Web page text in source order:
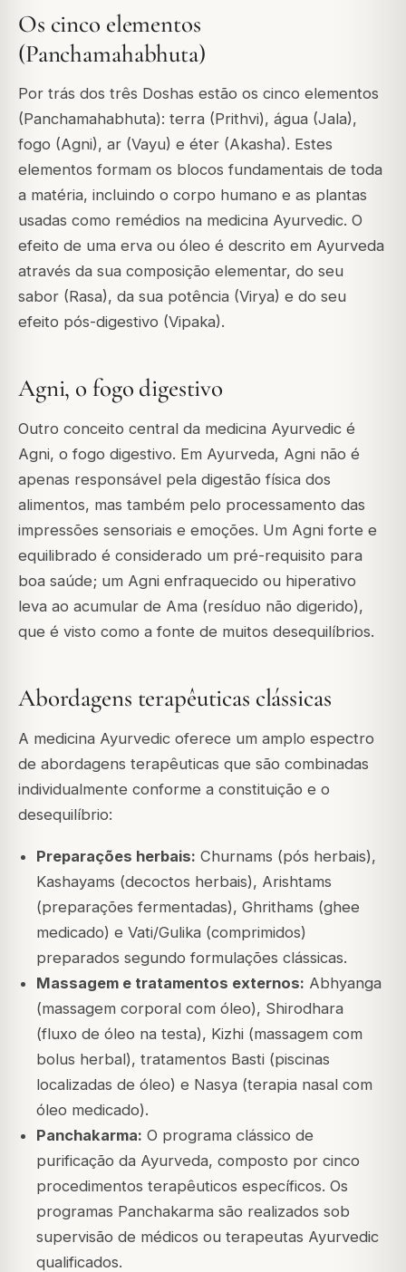
Os cinco elementos
(Panchamahabhuta)
Por trás dos três Doshas estão os cinco elementos
(Panchamahabhuta): terra (Prithvi), água (Jala),
fogo (Agni), ar (Vayu) e éter (Akasha). Estes
elementos formam os blocos fundamentais de toda
a matéria, incluindo o corpo humano e as plantas
usadas como remédios na medicina Ayurvedic. O
efeito de uma erva ou óleo é descrito em Ayurveda
através da sua composição elementar, do seu
sabor (Rasa), da sua potência (Virya) e do seu
efeito pós-digestivo (Vipaka).
Agni, o fogo digestivo
Outro conceito central da medicina Ayurvedic é
Agni, o fogo digestivo. Em Ayurveda, Agni não é
apenas responsável pela digestão física dos
alimentos, mas também pelo processamento das
impressões sensoriais e emoções. Um Agni forte e
equilibrado é considerado um pré-requisito para
boa saúde; um Agni enfraquecido ou hiperativo
leva ao acumular de Ama (resíduo não digerido),
que é visto como a fonte de muitos desequilíbrios.
Abordagens terapêuticas clássicas
A medicina Ayurvedic oferece um amplo espectro
de abordagens terapêuticas que são combinadas
individualmente conforme a constituição e o
desequilíbrio:
Preparações herbais: Churnams (pós herbais),
Kashayams (decoctos herbais), Arishtams
(preparações fermentadas), Ghrithams (ghee
medicado) e Vati/Gulika (comprimidos)
preparados segundo formulações clássicas.
Massagem e tratamentos externos: Abhyanga
(massagem corporal com óleo), Shirodhara
(fluxo de óleo na testa), Kizhi (massagem com
bolus herbal), tratamentos Basti (piscinas
localizadas de óleo) e Nasya (terapia nasal com
óleo medicado).
Panchakarma: O programa clássico de
purificação da Ayurveda, composto por cinco
procedimentos terapêuticos específicos. Os
programas Panchakarma são realizados sob
supervisão de médicos ou terapeutas Ayurvedic
qualificados.